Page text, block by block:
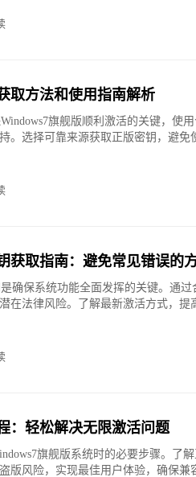
取方法和使用指南解析
旗舰版顺利激活的关键，使
。选择可靠来源获取正版密钥，避免
获取指南：避免常见错误的
确保系统功能全面发挥的关键。通
在法律风险。了解最新激活方式，提
：轻松解决无限激活问题
旗舰版系统时的必要步骤。了
版风险，实现最佳用户体验，确保兼